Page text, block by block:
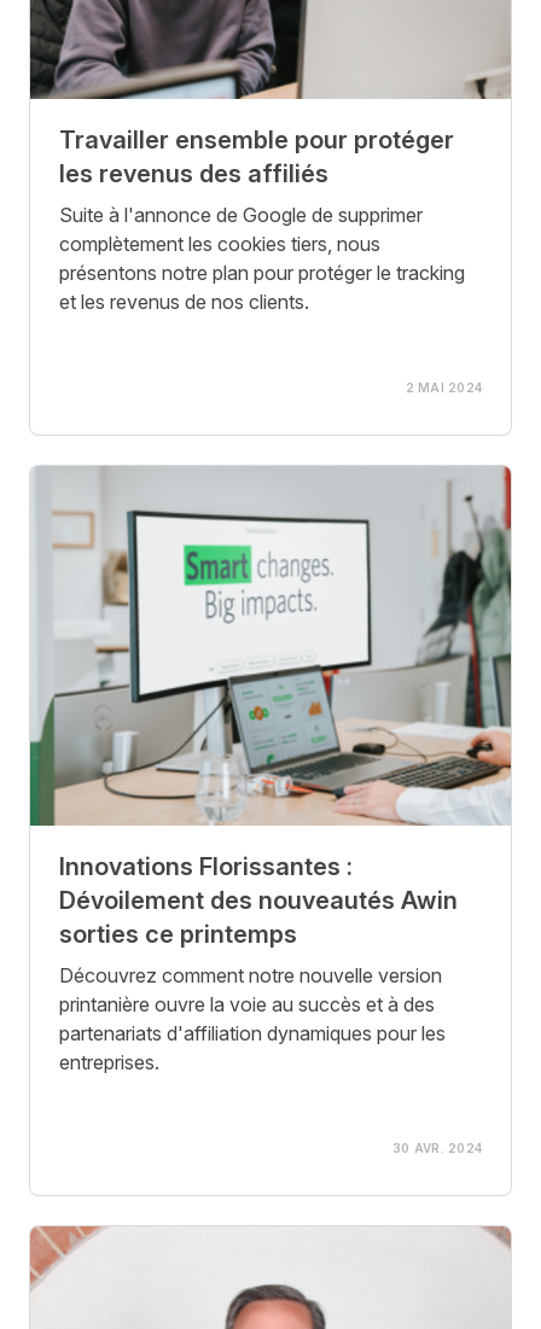
Travailler ensemble pour protéger
les revenus des affiliés
Suite à l'annonce de Google de supprimer
complètement les cookies tiers, nous
présentons notre plan pour protéger le tracking
et les revenus de nos clients.
2 MAI 2024
Innovations Florissantes :
Dévoilement des nouveautés Awin
sorties ce printemps
Découvrez comment notre nouvelle version
printanière ouvre la voie au succès et à des
partenariats d'affiliation dynamiques pour les
entreprises.
30 AVR. 2024